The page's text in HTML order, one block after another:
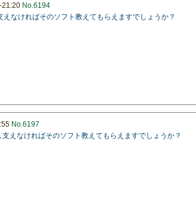
21:20 No.6194
なければそのソフト教えてもらえますでしょうか？
No.6197
えなければそのソフト教えてもらえますでしょうか？